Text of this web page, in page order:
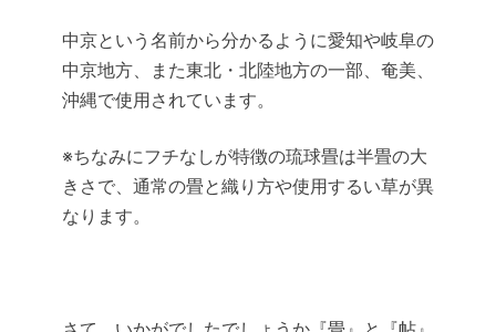
中京という名前から分かるように愛知や岐阜の
中京地方、また東北・北陸地方の一部、奄美、
沖縄で使用されています。
※ちなみにフチなしが特徴の琉球畳は半畳の大
きさで、通常の畳と織り方や使用するい草が異
なります。